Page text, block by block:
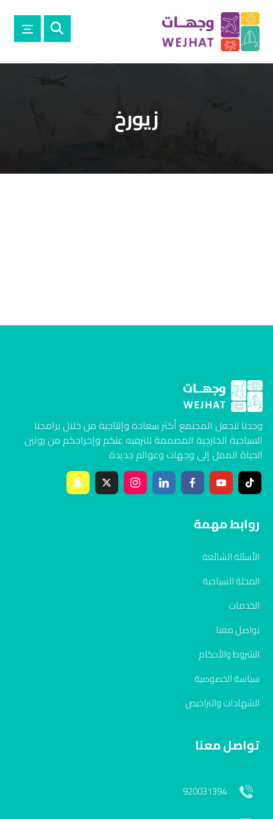
زيورخ
وجدنا لنجعل المجتمع أكثر سعادة وإنتاجية من خلال برامجنا
السياحية الخارجية المصممة للترفيه عنكم وإخراجكم من روتين
الحياة الممل إلى وجهات وعوالم جديدة
روابط مهمة
الأسئلة الشائعة
المجلة السياحية
الخدمات
تواصل معنا
الشروط والأحكام
سياسة الخصوصية
الشهادات والتراخيص
تواصل معنا
920031394